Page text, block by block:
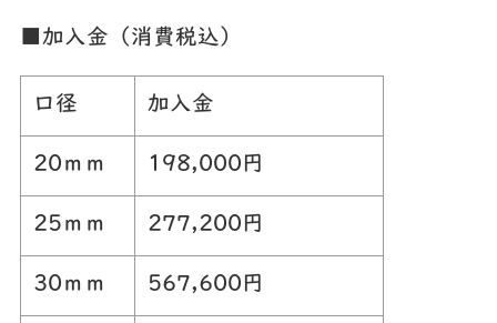
■加入金（消費税込）
口径 加入金
20ｍｍ 198,000円
25ｍｍ 277,200円
30ｍｍ 567,600円